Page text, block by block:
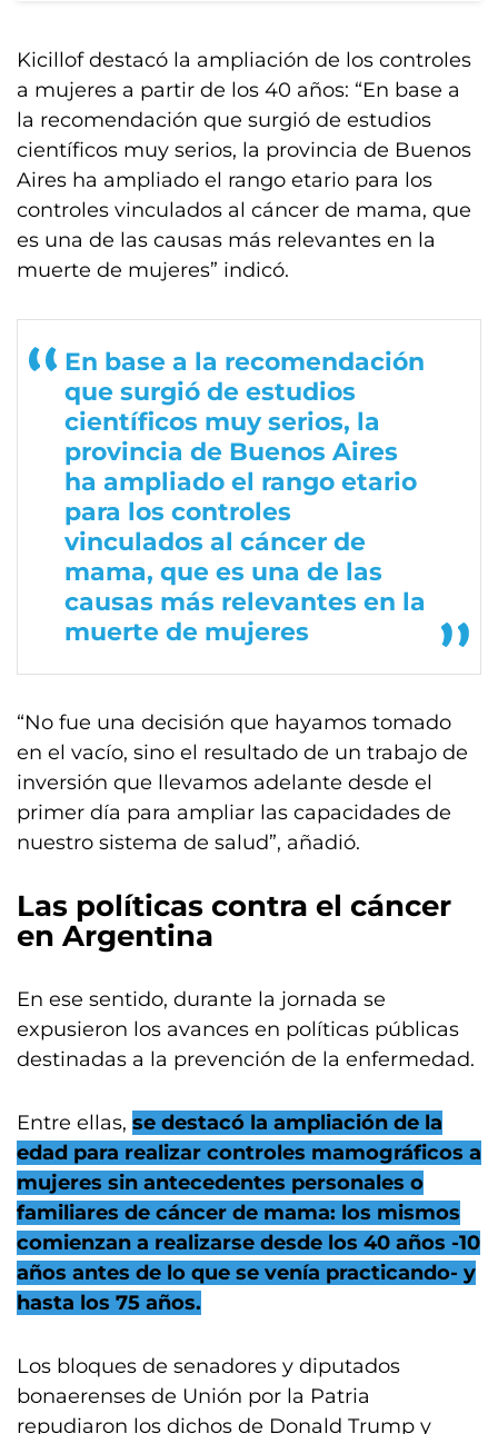
Kicillof destacó la ampliación de los controles
a mujeres a partir de los 40 años: “En base a
la recomendación que surgió de estudios
científicos muy serios, la provincia de Buenos
Aires ha ampliado el rango etario para los
controles vinculados al cáncer de mama, que
es una de las causas más relevantes en la
muerte de mujeres” indicó.
En base a la recomendación
que surgió de estudios
científicos muy serios, la
provincia de Buenos Aires
ha ampliado el rango etario
para los controles
vinculados al cáncer de
mama, que es una de las
causas más relevantes en la
muerte de mujeres
“No fue una decisión que hayamos tomado
en el vacío, sino el resultado de un trabajo de
inversión que llevamos adelante desde el
primer día para ampliar las capacidades de
nuestro sistema de salud”, añadió.
Las políticas contra el cáncer
en Argentina
En ese sentido, durante la jornada se
expusieron los avances en políticas públicas
destinadas a la prevención de la enfermedad.
Entre ellas, se destacó la ampliación de la
edad para realizar controles mamográficos a
mujeres sin antecedentes personales o
familiares de cáncer de mama: los mismos
comienzan a realizarse desde los 40 años -10
años antes de lo que se venía practicando- y
hasta los 75 años.
Los bloques de senadores y diputados
bonaerenses de Unión por la Patria
repudiaron los dichos de Donald Trump y